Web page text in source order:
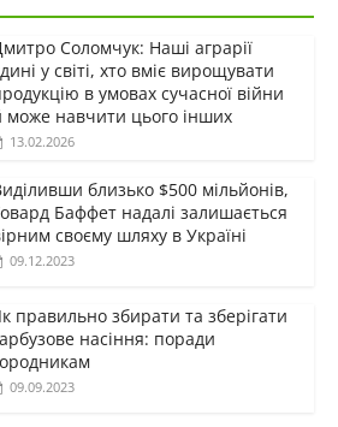
Соломчук: Наші аграрії
у світі, хто вміє вирощувати
в умовах сучасної війни
може навчити цього інших
13.02.2026
близько $500 мільйонів,
Баффет надалі залишається
своєму шляху в Україні
09.12.2023
правильно збирати та зберігати
насіння: поради
09.09.2023